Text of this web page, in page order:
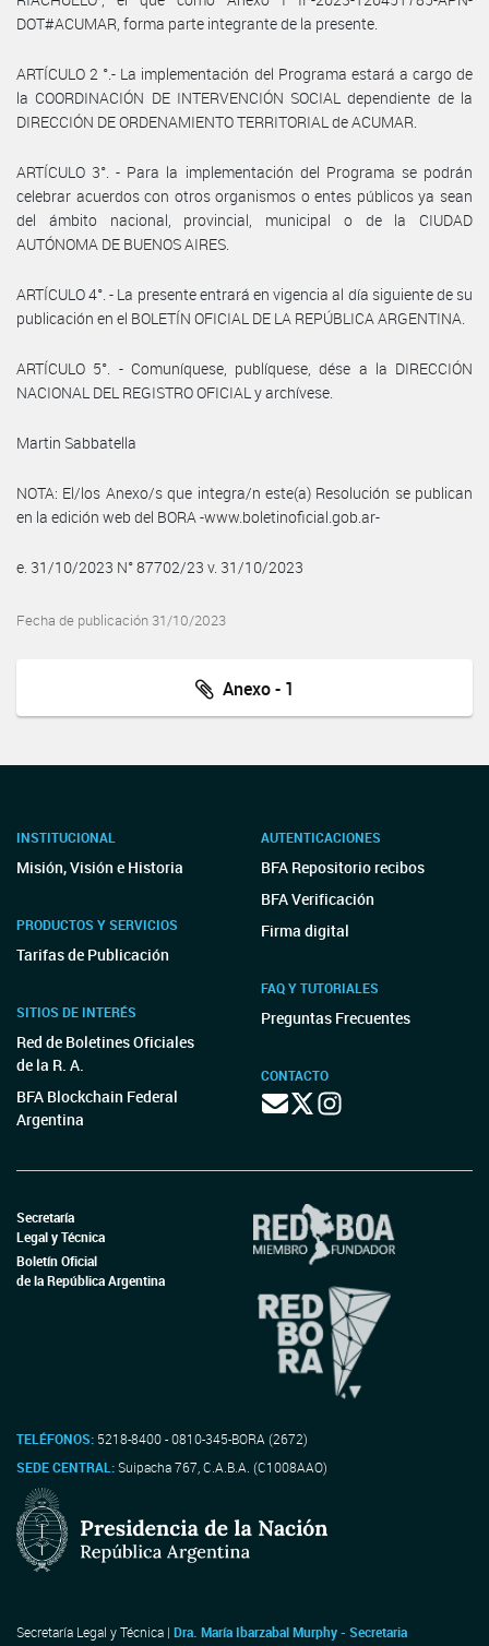
DOT#ACUMAR, forma parte integrante de la presente.
ARTÍCULO 2 °.- La implementación del Programa estará a cargo de
la COORDINACIÓN DE INTERVENCIÓN SOCIAL dependiente de la
DIRECCIÓN DE ORDENAMIENTO TERRITORIAL de ACUMAR.
ARTÍCULO 3°. - Para la implementación del Programa se podrán
celebrar acuerdos con otros organismos o entes públicos ya sean
del ámbito nacional, provincial, municipal o de la CIUDAD
AUTÓNOMA DE BUENOS AIRES.
ARTÍCULO 4°. - La presente entrará en vigencia al día siguiente de su
publicación en el BOLETÍN OFICIAL DE LA REPÚBLICA ARGENTINA.
ARTÍCULO 5°. - Comuníquese, publíquese, dése a la DIRECCIÓN
NACIONAL DEL REGISTRO OFICIAL y archívese.
Martin Sabbatella
NOTA: El/los Anexo/s que integra/n este(a) Resolución se publican
en la edición web del BORA -www.boletinoficial.gob.ar-
e. 31/10/2023 N° 87702/23 v. 31/10/2023
Fecha de publicación 31/10/2023
Anexo - 1
INSTITUCIONAL
Misión, Visión e Historia
PRODUCTOS Y SERVICIOS
Tarifas de Publicación
SITIOS DE INTERÉS
Red de Boletines Oficiales
de la R. A.
BFA Blockchain Federal
Argentina
AUTENTICACIONES
BFA Repositorio recibos
BFA Verificación
Firma digital
FAQ Y TUTORIALES
Preguntas Frecuentes
CONTACTO
Secretaría
Legal y Técnica
Boletín Oficial
de la República Argentina
TELÉFONOS: 5218-8400 - 0810-345-BORA (2672)
SEDE CENTRAL:Suipacha 767, C.A.B.A. (C1008AAO)
Secretaría Legal y Técnica | Dra. María Ibarzabal Murphy - Secretaria